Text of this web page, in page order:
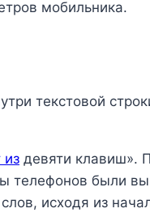
мобильника.
текстовой
из девяти клавиш».
были
исходя из